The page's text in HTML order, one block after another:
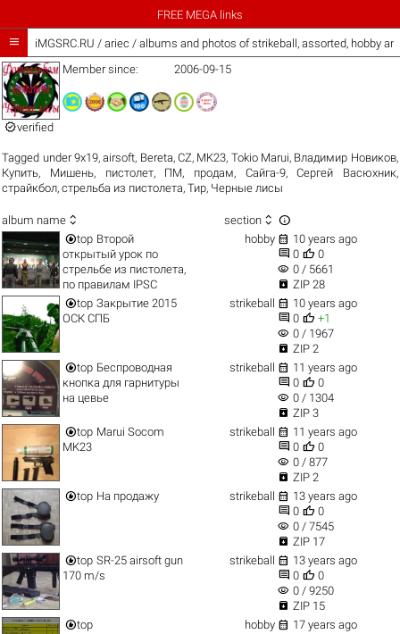
FREE MEGA links
 iMGSRC.RU / ariec / albums and photos of strikeball, assorted, hobby
verified
Member since: 2006-09-15
Tagged under9х19,airsoft, Bereta,CZ, MK23, Tokio Marui, Владимир Новиков,
Купить, Мишень, пистолет, ПМ, продам, Сайга-9,Сергей Васюхник,
страйкбол,стрельба из пистолета,Тир, Черные лисы
album name  section  
top Второй
открытый урок по
стрельбе из пистолета,
по правилам IPSC
hobby  10 years ago
 0  0
visibility 0 / 5661
 ZIP 28
top Закрытие 2015
ОСК СПБ
strikeball  10 years ago
 0  +1
visibility 0 / 1967
 ZIP 2
top Беспроводная
кнопка для гарнитуры
на цевье
strikeball  11 years ago
 0  0
visibility 0 / 1304
 ZIP 3
top Marui Socom
MK23
strikeball  11 years ago
 0  0
visibility 0 / 877
 ZIP 2
top На продажу strikeball  13 years ago
 0  0
visibility 0 / 7545
 ZIP 17
top SR-25 airsoft gun
170 m/s
strikeball  13 years ago
 0  0
visibility 0 / 9250
 ZIP 15
top
hobby  17 years ago